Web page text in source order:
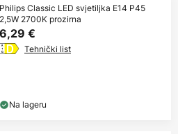
Philips Classic LED svjetiljka E14 P45
2,5W 2700K prozirna
6,29 €
Tehnički list
Na lageru